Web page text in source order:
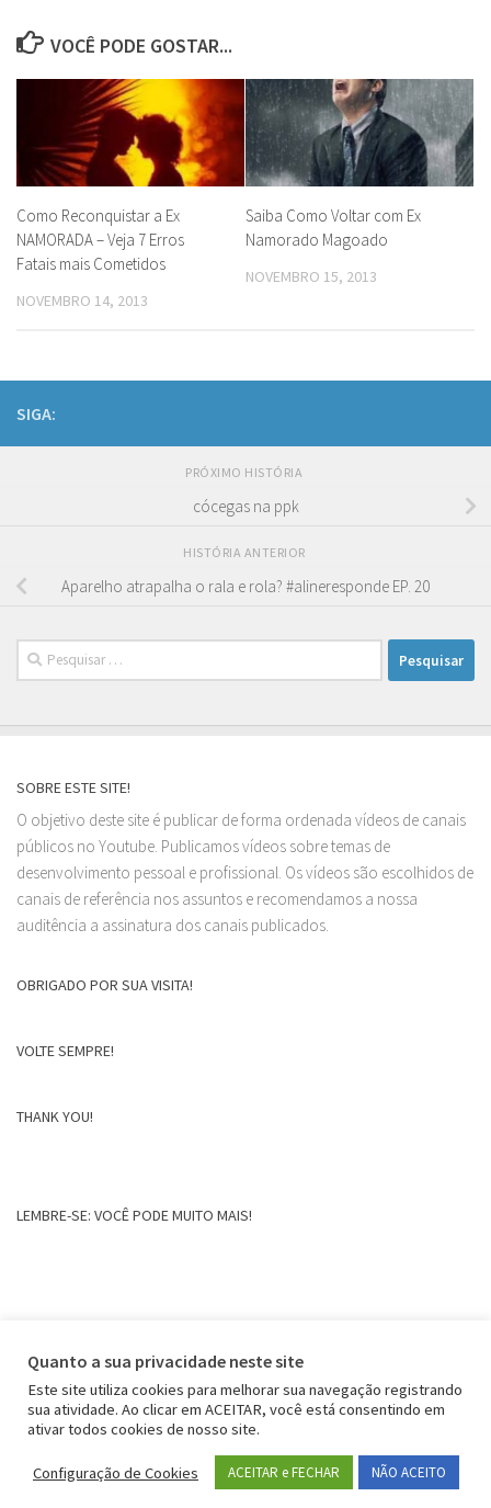
VOCÊ PODE GOSTAR...
Como Reconquistar a Ex
NAMORADA – Veja 7 Erros
Fatais mais Cometidos
NOVEMBRO 14, 2013
Saiba Como Voltar com Ex
Namorado Magoado
NOVEMBRO 15, 2013
SIGA:
PRÓXIMO HISTÓRIA
cócegas na ppk
HISTÓRIA ANTERIOR
Aparelho atrapalha o rala e rola? #alineresponde EP. 20
Pesquisar
por:
SOBRE ESTE SITE!
O objetivo deste site é publicar de forma ordenada vídeos de canais
públicos no Youtube. Publicamos vídeos sobre temas de
desenvolvimento pessoal e profissional. Os vídeos são escolhidos de
canais de referência nos assuntos e recomendamos a nossa
auditência a assinatura dos canais publicados.
OBRIGADO POR SUA VISITA!
VOLTE SEMPRE!
THANK YOU!
LEMBRE-SE: VOCÊ PODE MUITO MAIS!
Quanto a sua privacidade neste site
Este site utiliza cookies para melhorar sua navegação registrando
sua atividade. Ao clicar em ACEITAR, você está consentindo em
ativar todos cookies de nosso site.
Configuração de Cookies ACEITAR e FECHAR NÃO ACEITO